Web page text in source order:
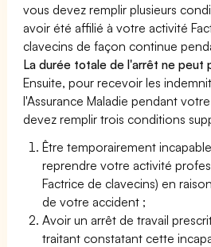
vous devez remplir plusieurs
avoir été affilié à votre activité
clavecins de façon continue
La durée totale de l'arrêt ne peut
Ensuite, pour recevoir les
l'Assurance Maladie pendant
devez remplir trois conditions
Être temporairement
reprendre votre activité
Factrice de clavecins) en
de votre accident ;
Avoir un arrêt de travail
traitant constatant cette